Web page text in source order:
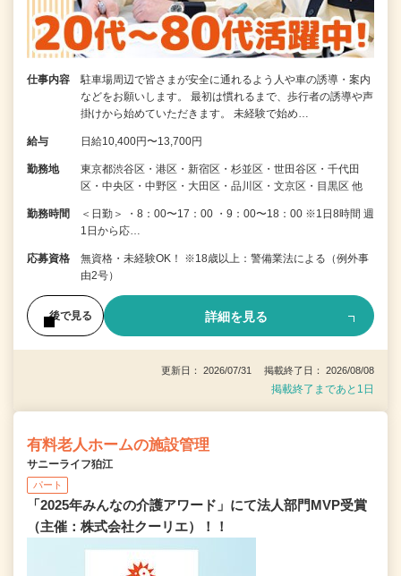
仕事内容
駐車場周辺で皆さまが安全に通れるよう人や車の誘導・案内
などをお願いします。 最初は慣れるまで、歩行者の誘導や声
掛けから始めていただきます。 未経験で始め…
給与 日給10,400円〜13,700円
勤務地
東京都渋谷区・港区・新宿区・杉並区・世田谷区・千代田
区・中央区・中野区・大田区・品川区・文京区・目黒区 他
勤務時間
＜日勤＞ ・8：00〜17：00 ・9：00〜18：00 ※1日8時間 週
1日から応…
応募資格
無資格・未経験OK！ ※18歳以上：警備業法による（例外事
由2号）
後で見る 詳細を見る
更新日： 2026/07/31 掲載終了日： 2026/08/08
掲載終了まであと1日
有料老人ホームの施設管理
サニーライフ狛江
パート
「2025年みんなの介護アワード」にて法人部門MVP受賞
（主催：株式会社クーリエ）！！